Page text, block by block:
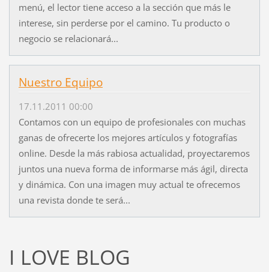
menú, el lector tiene acceso a la sección que más le
interese, sin perderse por el camino. Tu producto o
negocio se relacionará...
Nuestro Equipo
17.11.2011 00:00
Contamos con un equipo de profesionales con muchas
ganas de ofrecerte los mejores artículos y fotografías
online. Desde la más rabiosa actualidad, proyectaremos
juntos una nueva forma de informarse más ágil, directa
y dinámica. Con una imagen muy actual te ofrecemos
una revista donde te será...
I LOVE BLOG